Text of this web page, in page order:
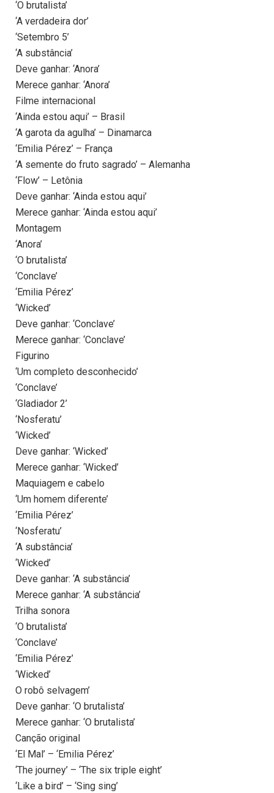
‘O brutalista’
‘A verdadeira dor’
‘Setembro 5’
‘A substância’
Deve ganhar: ‘Anora’
Merece ganhar: ‘Anora’
Filme internacional
‘Ainda estou aqui’ – Brasil
‘A garota da agulha’ – Dinamarca
‘Emilia Pérez’ – França
‘A semente do fruto sagrado’ – Alemanha
‘Flow’ – Letônia
Deve ganhar: ‘Ainda estou aqui’
Merece ganhar: ‘Ainda estou aqui’
Montagem
‘Anora’
‘O brutalista’
‘Conclave’
‘Emilia Pérez’
‘Wicked’
Deve ganhar: ‘Conclave’
Merece ganhar: ‘Conclave’
Figurino
‘Um completo desconhecido’
‘Conclave’
‘Gladiador 2’
‘Nosferatu’
‘Wicked’
Deve ganhar: ‘Wicked’
Merece ganhar: ‘Wicked’
Maquiagem e cabelo
‘Um homem diferente’
‘Emilia Pérez’
‘Nosferatu’
‘A substância’
‘Wicked’
Deve ganhar: ‘A substância’
Merece ganhar: ‘A substância’
Trilha sonora
‘O brutalista’
‘Conclave’
‘Emilia Pérez’
‘Wicked’
O robô selvagem’
Deve ganhar: ‘O brutalista’
Merece ganhar: ‘O brutalista’
Canção original
‘El Mal’ – ‘Emilia Pérez’
‘The journey’ – ‘The six triple eight’
‘Like a bird’ – ‘Sing sing’